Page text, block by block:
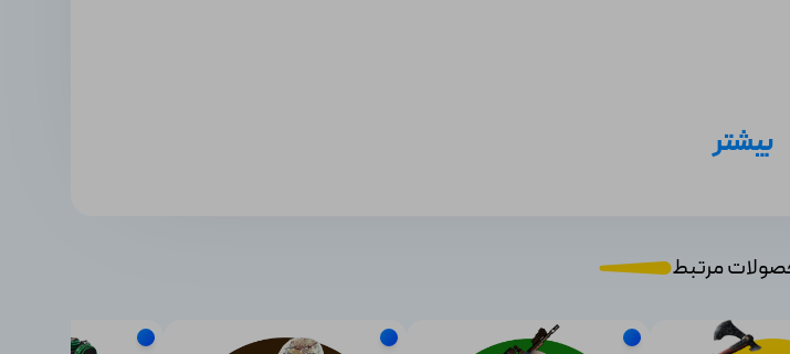
گاهی اوقات چند جم نیز درون آن‌ها پیدا می‌کنید.
بیشتر
مرتبط